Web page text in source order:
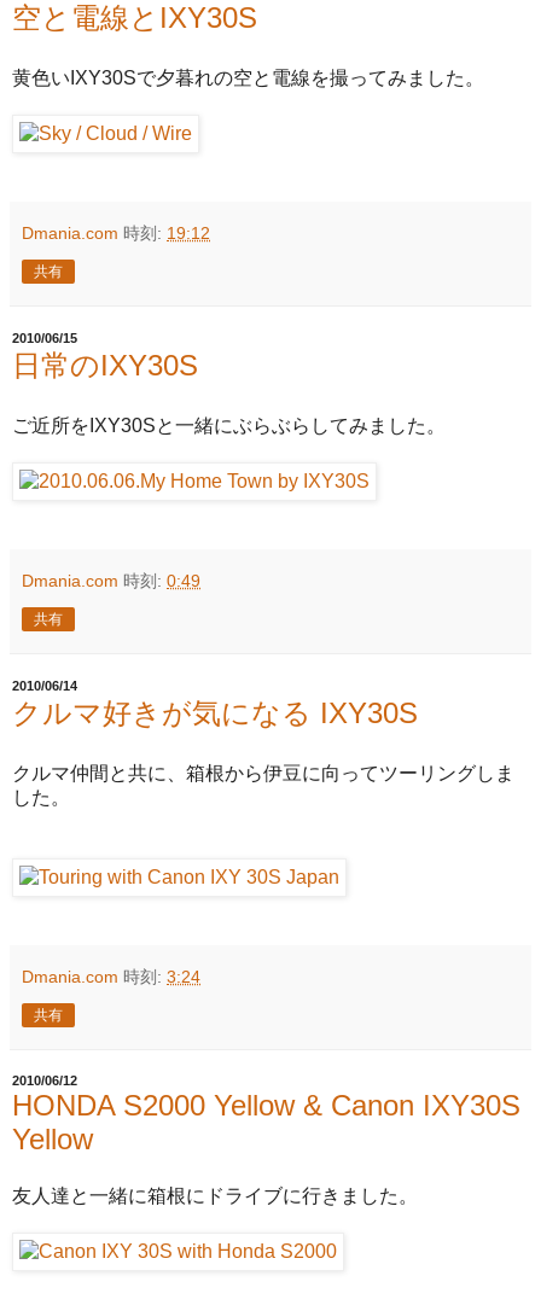
空と電線とIXY30S
黄色いIXY30Sで夕暮れの空と電線を撮ってみました。
Dmania.com 時刻: 19:12
共有
2010/06/15
日常のIXY30S
ご近所をIXY30Sと一緒にぶらぶらしてみました。
Dmania.com 時刻: 0:49
共有
2010/06/14
クルマ好きが気になる IXY30S
クルマ仲間と共に、箱根から伊豆に向ってツーリングしま
した。
Dmania.com 時刻: 3:24
共有
2010/06/12
HONDA S2000 Yellow & Canon IXY30S
Yellow
友人達と一緒に箱根にドライブに行きました。